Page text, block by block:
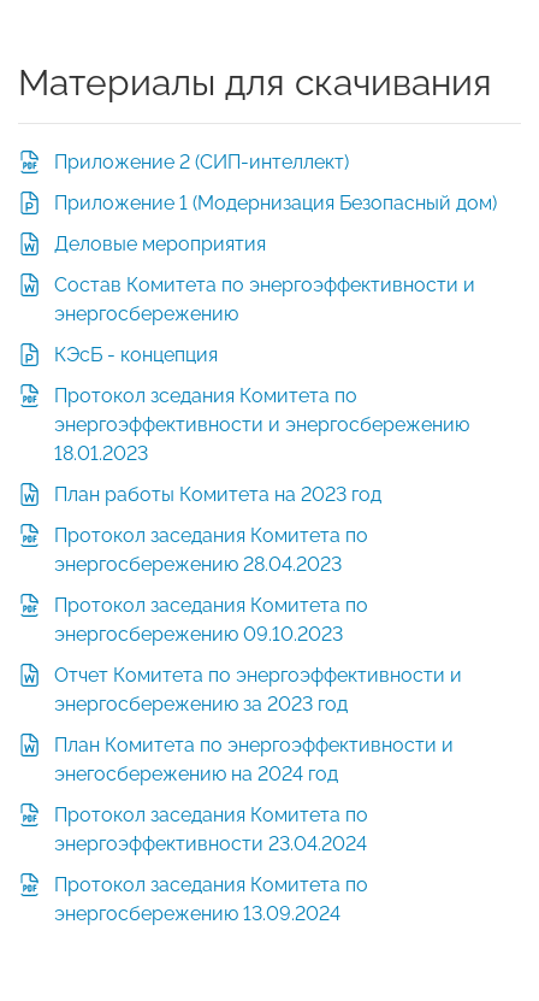
Материалы для скачивания
Приложение 2 (СИП-интеллект)
Приложение 1 (Модернизация Безопасный дом)
Деловые мероприятия
Состав Комитета по энергоэффективности и
энергосбережению
КЭсБ - концепция
Протокол зседания Комитета по
энергоэффективности и энергосбережению
18.01.2023
План работы Комитета на 2023 год
Протокол заседания Комитета по
энергосбережению 28.04.2023
Протокол заседания Комитета по
энергосбережению 09.10.2023
Отчет Комитета по энергоэффективности и
энергосбережению за 2023 год
План Комитета по энергоэффективности и
энегосбережению на 2024 год
Протокол заседания Комитета по
энергоэффективности 23.04.2024
Протокол заседания Комитета по
энергосбережению 13.09.2024